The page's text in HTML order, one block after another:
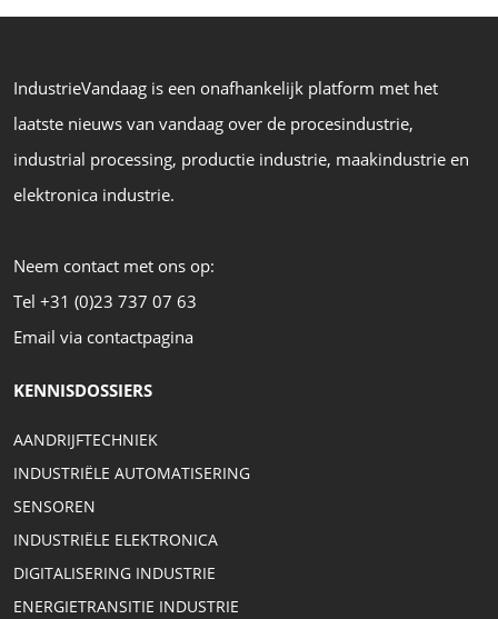
IndustrieVandaag is een onafhankelijk platform met het
laatste nieuws van vandaag over de procesindustrie,
industrial processing, productie industrie, maakindustrie en
elektronica industrie.
Neem contact met ons op:
Tel +31 (0)23 737 07 63
Email via contactpagina
KENNISDOSSIERS
AANDRIJFTECHNIEK
INDUSTRIËLE AUTOMATISERING
SENSOREN
INDUSTRIËLE ELEKTRONICA
DIGITALISERING INDUSTRIE
ENERGIETRANSITIE INDUSTRIE